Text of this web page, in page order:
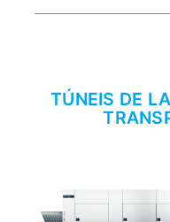
TÚNEIS DE